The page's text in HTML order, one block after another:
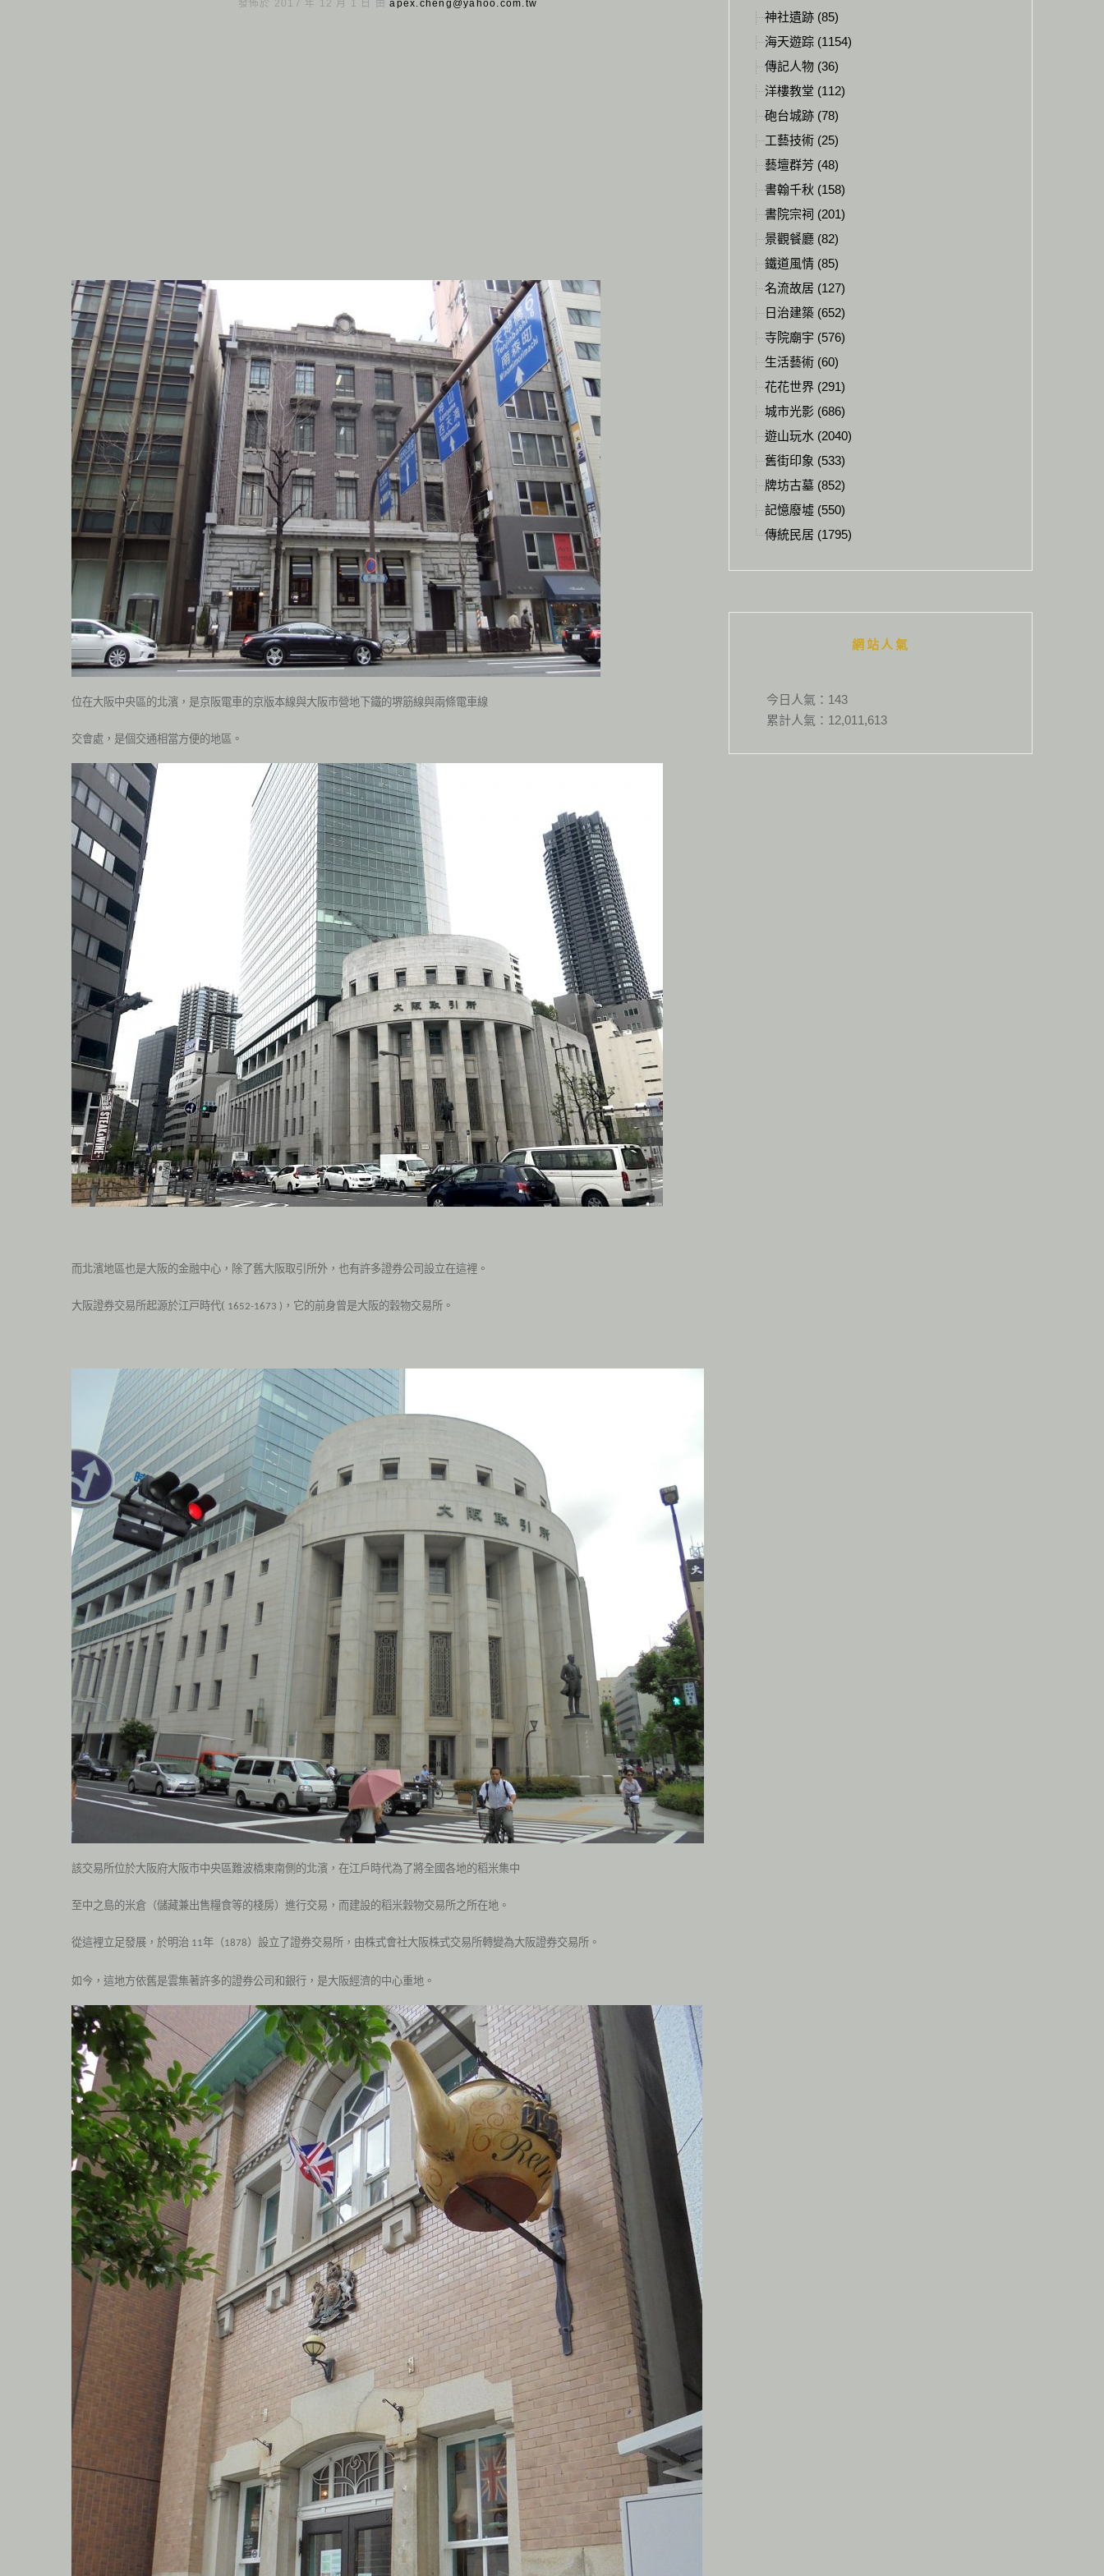
發佈於 2017 年 12 月 1 日 由apex.cheng@yahoo.com.tw
位在大阪中央區的北濱，是京阪電車的京版本線與大阪市營地下鐵的堺筋線與兩條電車線
交會處，是個交通相當方便的地區。
而北濱地區也是大阪的金融中心，除了舊大阪取引所外，也有許多證券公司設立在這裡。
大阪證券交易所起源於江戸時代( 1652-1673 ) ，它的前身曾是大阪的穀物交易所。
該交易所位於大阪府大阪市中央區難波橋東南側的北濱，在江戶時代為了將全國各地的稻米集中
至中之島的米倉（儲藏兼出售糧食等的棧房）進行交易，而建設的稻米穀物交易所之所在地。
從這裡立足發展，於明治 11年（1878）設立了證券交易所，由株式會社大阪株式交易所轉變為大阪證券交易所。
如今，這地方依舊是雲集著許多的證券公司和銀行，是大阪經濟的中心重地。
神社遺跡 (85)
海天遊踪 (1154)
傳記人物 (36)
洋樓教堂 (112)
砲台城跡 (78)
工藝技術 (25)
藝壇群芳 (48)
書翰千秋 (158)
書院宗祠 (201)
景觀餐廳 (82)
鐵道風情 (85)
名流故居 (127)
日治建築 (652)
寺院廟宇 (576)
生活藝術 (60)
花花世界 (291)
城市光影 (686)
遊山玩水 (2040)
舊街印象 (533)
牌坊古墓 (852)
記憶廢墟 (550)
傳統民居 (1795)
網站人氣
今日人氣： 143
累計人氣： 12,011,613